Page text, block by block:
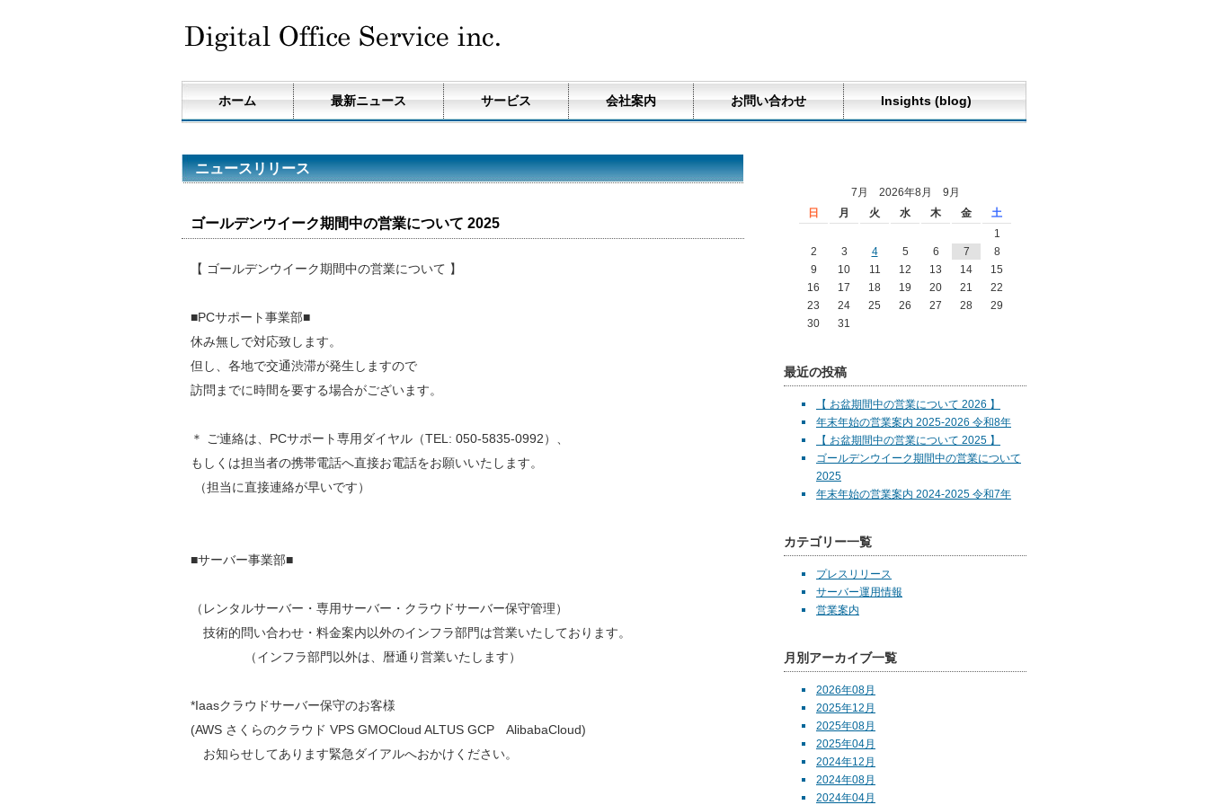
ホーム 最新ニュース サービス 会社案内 お問い合わせ Insights (blog)
ニュースリリース
ゴールデンウイーク期間中の営業について 2025
【 ゴールデンウイーク期間中の営業について 】
■PCサポート事業部■
休み無しで対応致します。
但し、各地で交通渋滞が発生しますので
訪問までに時間を要する場合がございます。
＊ ご連絡は、PCサポート専用ダイヤル（TEL: 050-5835-0992）、
もしくは担当者の携帯電話へ直接お電話をお願いいたします。
（担当に直接連絡が早いです）
■サーバー事業部■
（レンタルサーバー・専用サーバー・クラウドサーバー保守管理）
技術的問い合わせ・料金案内以外のインフラ部門は営業いたしております。
（インフラ部門以外は、暦通り営業いたします）
*Iaasクラウドサーバー保守のお客様
(AWS さくらのクラウド VPS GMOCloud ALTUS GCP AlibabaCloud)
お知らせしてあります緊急ダイアルへおかけください。
7月 2026年8月 9月
日
月 火 水 木 金
土
1
2
3 4 5 6 7
8
9
10 11 12 13 14
15
16
17 18 19 20 21
22
23
24 25 26 27 28
29
30
31
最近の投稿
【 お盆期間中の営業について 2026 】
年末年始の営業案内 2025-2026 令和8年
【 お盆期間中の営業について 2025 】
ゴールデンウイーク期間中の営業について
2025
年末年始の営業案内 2024-2025 令和7年
カテゴリー一覧
プレスリリース
サーバー運用情報
営業案内
月別アーカイブ一覧
2026年08月
2025年12月
2025年08月
2025年04月
2024年12月
2024年08月
2024年04月